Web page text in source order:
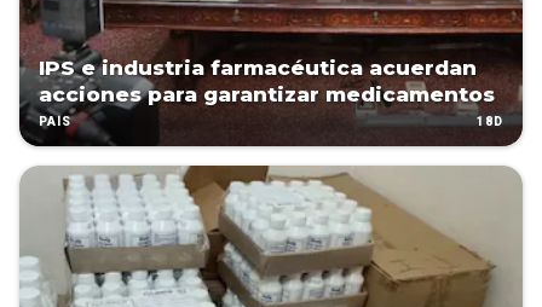
IPS e industria farmacéutica acuerdan
acciones para garantizar medicamentos
PAÍS 18D